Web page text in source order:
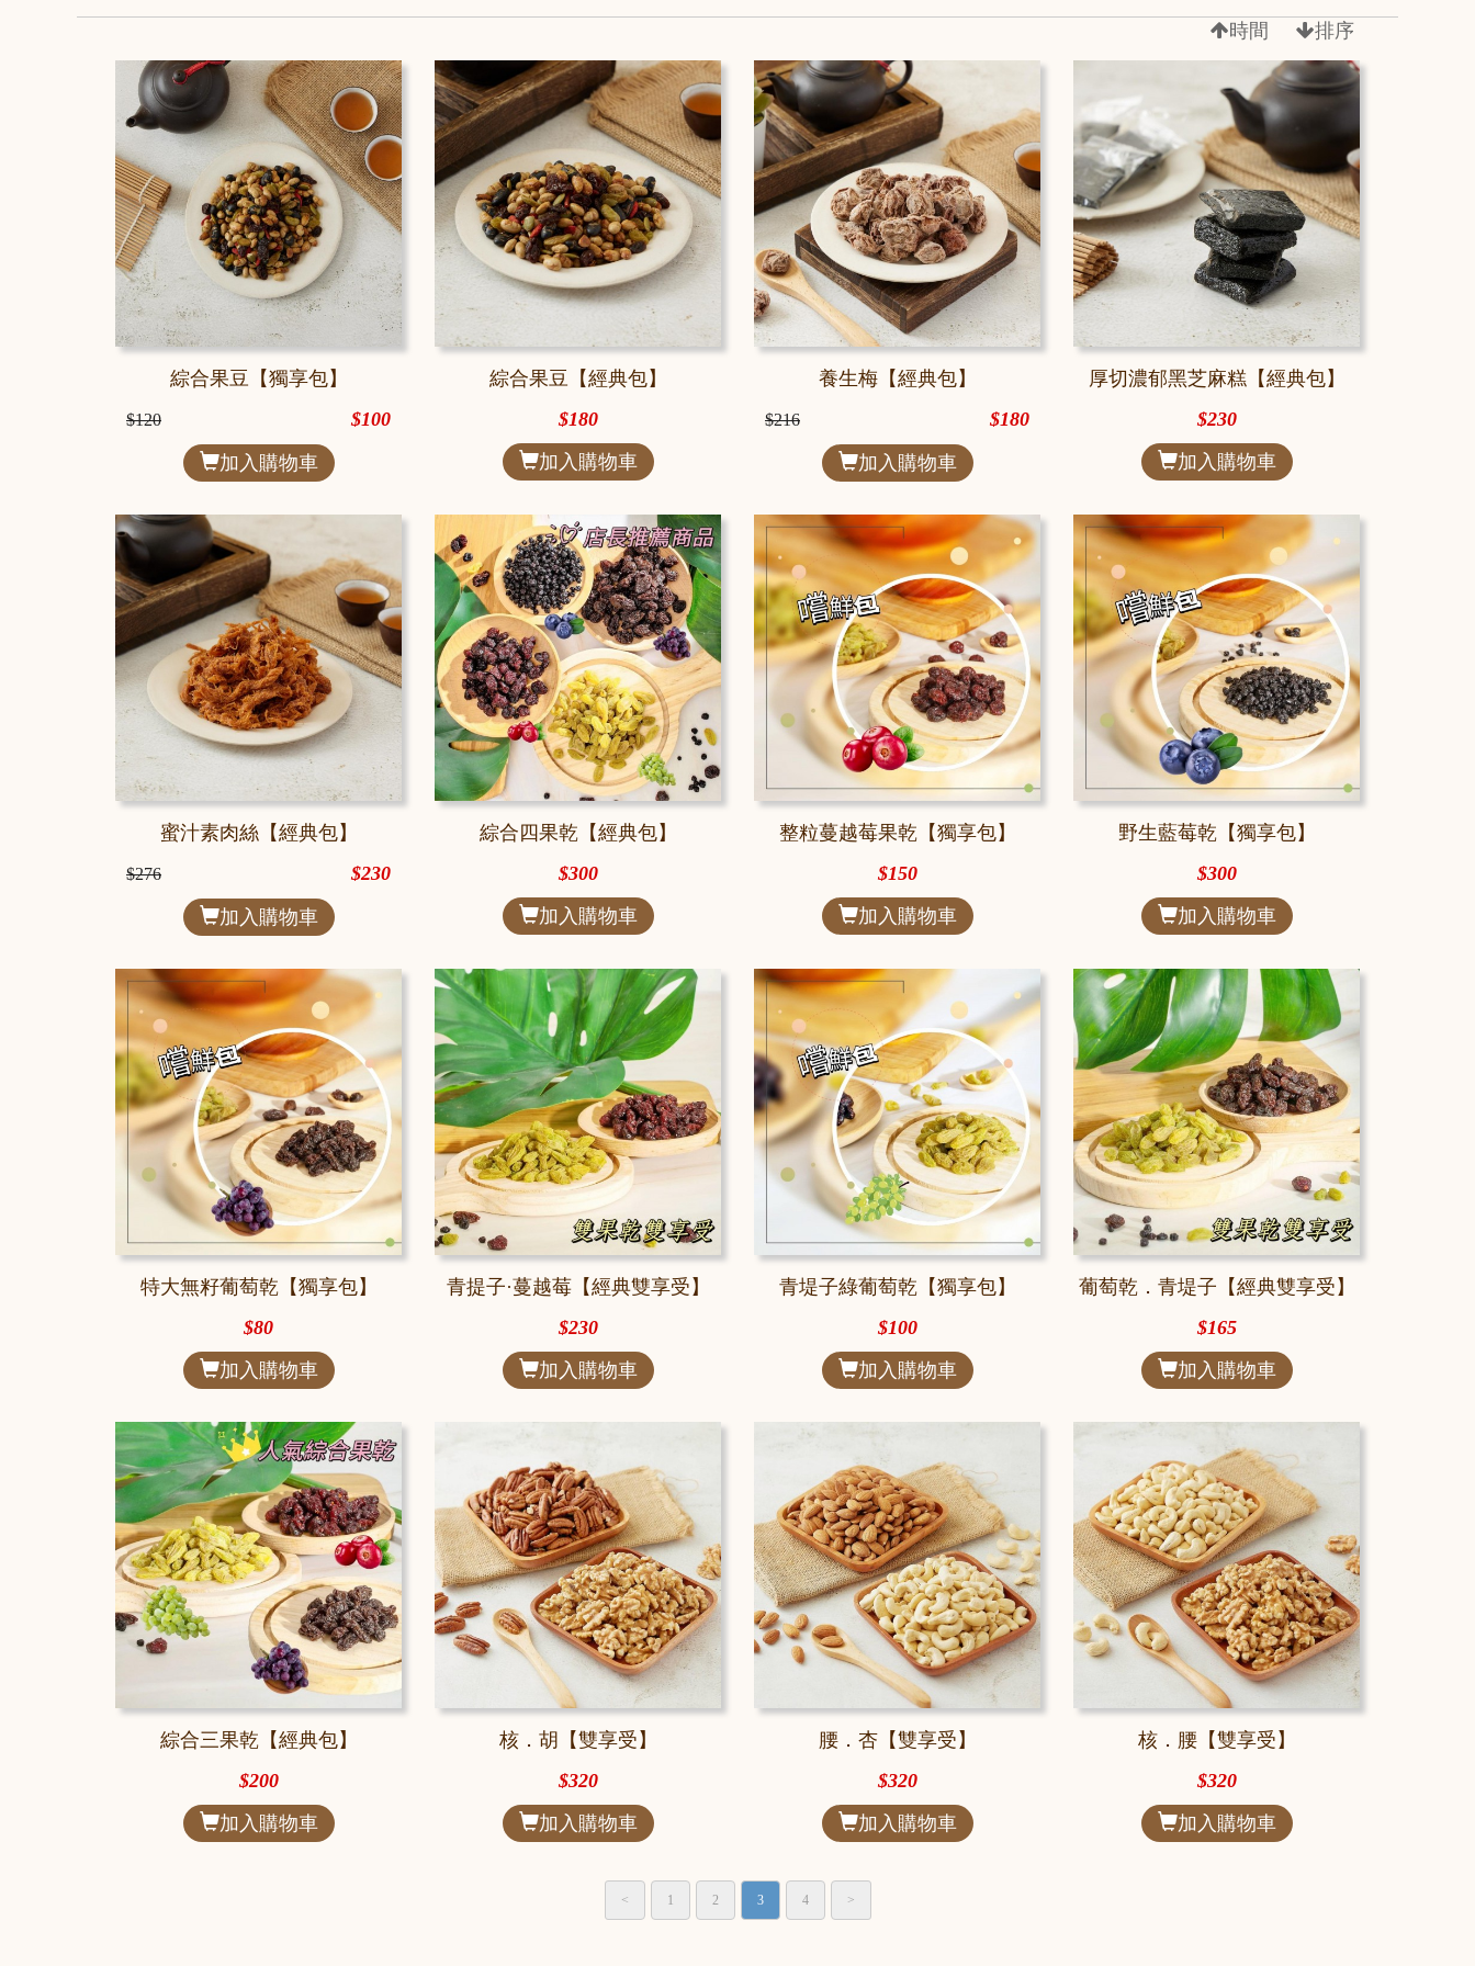
時間 排序
綜合果豆【獨享包】
$120
$100
加入購物車
綜合果豆【經典包】
$180
加入購物車
養生梅【經典包】
$216
$180
加入購物車
厚切濃郁黑芝麻糕【經典包】
$230
加入購物車
蜜汁素肉絲【經典包】
$276
$230
加入購物車
綜合四果乾【經典包】
$300
加入購物車
整粒蔓越莓果乾【獨享包】
$150
加入購物車
野生藍莓乾【獨享包】
$300
加入購物車
特大無籽葡萄乾【獨享包】
$80
加入購物車
青提子·蔓越莓【經典雙享受】
$230
加入購物車
青堤子綠葡萄乾【獨享包】
$100
加入購物車
葡萄乾．青堤子【經典雙享受】
$165
加入購物車
綜合三果乾【經典包】
$200
加入購物車
核．胡【雙享受】
$320
加入購物車
腰．杏【雙享受】
$320
加入購物車
核．腰【雙享受】
$320
加入購物車
< 1 2 3 4 >